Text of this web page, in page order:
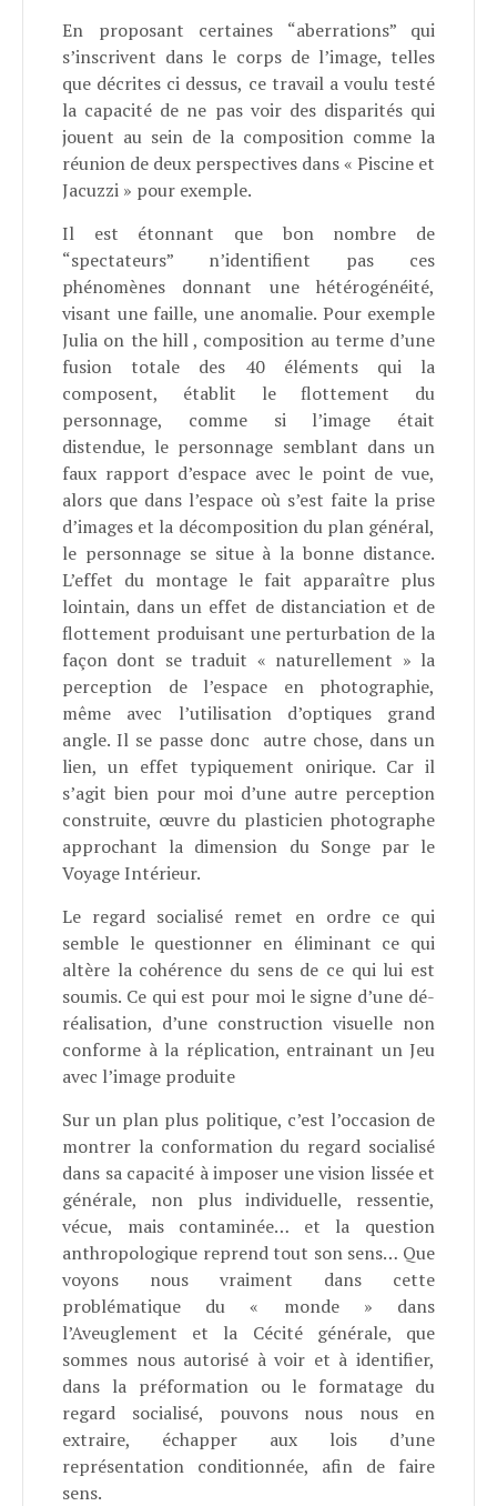
En proposant certaines “aberrations” qui
s’inscrivent dans le corps de l’image, telles
que décrites ci dessus, ce travail a voulu testé
la capacité de ne pas voir des disparités qui
jouent au sein de la composition comme la
réunion de deux perspectives dans « Piscine et
Jacuzzi » pour exemple.
Il est étonnant que bon nombre de
“spectateurs” n’identifient pas ces
phénomènes donnant une hétérogénéité,
visant une faille, une anomalie. Pour exemple
Julia on the hill, composition au terme d’une
fusion totale des 40 éléments qui la
composent, établit le flottement du
personnage, comme si l’image était
distendue, le personnage semblant dans un
faux rapport d’espace avec le point de vue,
alors que dans l’espace où s’est faite la prise
d’images et la décomposition du plan général,
le personnage se situe à la bonne distance.
L’effet du montage le fait apparaître plus
lointain, dans un effet de distanciation et de
flottement produisant une perturbation de la
façon dont se traduit « naturellement » la
perception de l’espace en photographie,
même avec l’utilisation d’optiques grand
angle. Il se passe donc
autre chose, dans un
lien, un effet typiquement onirique. Car il
s’agit bien pour moi d’une autre perception
construite, œuvre du plasticien photographe
approchant la dimension du Songe par le
Voyage Intérieur.
Le regard socialisé remet en ordre ce qui
semble le questionner en éliminant ce qui
altère la cohérence du sens de ce qui lui est
soumis. Ce qui est pour moi le signe d’une dé-
réalisation, d’une construction visuelle non
conforme à la réplication, entrainant un Jeu
avec l’image produite
Sur un plan plus politique, c’est l’occasion de
montrer la conformation du regard socialisé
dans sa capacité à imposer une vision lissée et
générale, non plus individuelle, ressentie,
vécue, mais contaminée… et la question
anthropologique reprend tout son sens… Que
voyons nous vraiment dans cette
problématique du « monde » dans
l’Aveuglement et la Cécité générale, que
sommes nous autorisé à voir et à identifier,
dans la préformation ou le formatage du
regard socialisé, pouvons nous nous en
extraire, échapper aux lois d’une
représentation conditionnée, afin de faire
sens.